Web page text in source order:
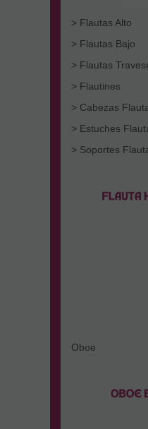
> Flautas Alto
> Flautas Bajo
> Flautas
> Flautines
> Cabezas
> Estuches
> Soportes
Oboe